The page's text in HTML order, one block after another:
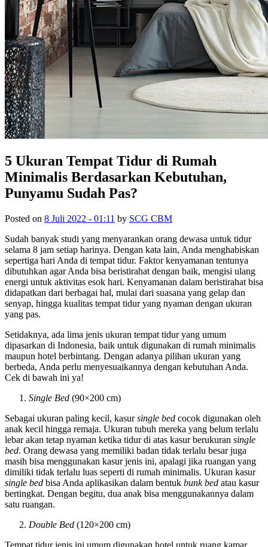
5 Ukuran Tempat Tidur di Rumah
Minimalis Berdasarkan Kebutuhan,
Punyamu Sudah Pas?
Posted on 8 Juli 2022 - 01:11 by SCG CBM
Sudah banyak studi yang menyarankan orang dewasa untuk tidur
selama 8 jam setiap harinya. Dengan kata lain, Anda menghabiskan
sepertiga hari Anda di tempat tidur. Faktor kenyamanan tentunya
dibutuhkan agar Anda bisa beristirahat dengan baik, mengisi ulang
energi untuk aktivitas esok hari. Kenyamanan dalam beristirahat bisa
didapatkan dari berbagai hal, mulai dari suasana yang gelap dan
senyap, hingga kualitas tempat tidur yang nyaman dengan ukuran
yang pas.
Setidaknya, ada lima jenis ukuran tempat tidur yang umum
dipasarkan di Indonesia, baik untuk digunakan di rumah minimalis
maupun hotel berbintang. Dengan adanya pilihan ukuran yang
berbeda, Anda perlu menyesuaikannya dengan kebutuhan Anda.
Cek di bawah ini ya!
Single Bed (90×200 cm)
Sebagai ukuran paling kecil, kasursingle bed cocok digunakan oleh
anak kecil hingga remaja. Ukuran tubuh mereka yang belum terlalu
lebar akan tetap nyaman ketika tidur di atas kasur berukuran single
bed. Orang dewasa yang memiliki badan tidak terlalu besar juga
masih bisa menggunakan kasur jenis ini, apalagi jika ruangan yang
dimiliki tidak terlalu luas seperti di rumah minimalis. Ukuran kasur
single bed bisa Anda aplikasikan dalam bentuk bunk bed atau kasur
bertingkat. Dengan begitu, dua anak bisa menggunakannya dalam
satu ruangan.
Double Bed (120×200 cm)
Tempat tidur jenis ini umum digunakan hotel untuk ruang kamar